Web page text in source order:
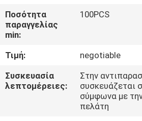
ΓΎΡΟΣ
ΕΡΓΟΣΤΑΣΊΩΝ
ΠΟΙΟΤΙΚΌΣ
ΈΛΕΓΧΟΣ
Ποσότητα
παραγγελίας
min:
100PCS
Τιμή:
negotiable
Συσκευασία
λεπτομέρειες:
Στην
συσκευάζεται
σύμφωνα με
πελάτη